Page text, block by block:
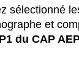
sélectionné
et
du CAP